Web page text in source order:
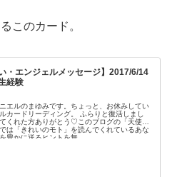
このカード。
い・エンジェルメッセージ】2017/6/14
経験
エルのまゆみです。ちょっと、お休みしてい
カードリーディング。 ふらりと復活しまし
くれた方ありがとう♡このブログの「天使」
は「きれいのモト」を読んでくれているあな
豊かに送るヒントを無...